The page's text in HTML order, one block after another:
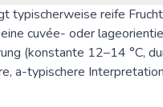
typischerweise reife
cuvée- oder
(konstante 12–14 °C,
a-typischere